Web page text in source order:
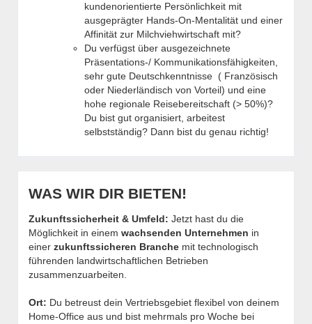
kundenorientierte Persönlichkeit mit
ausgeprägter Hands-On-Mentalität und einer
Affinität zur Milchviehwirtschaft mit?
Du verfügst über ausgezeichnete
Präsentations-/ Kommunikationsfähigkeiten,
sehr gute Deutschkenntnisse ( Französisch
oder Niederländisch von Vorteil) und eine
hohe regionale Reisebereitschaft (> 50%)?
Du bist gut organisiert, arbeitest
selbstständig? Dann bist du genau richtig!
WAS WIR DIR BIETEN!
Zukunftssicherheit & Umfeld: Jetzt hast du die
Möglichkeit in einem wachsenden Unternehmen in
einer zukunftssicheren Branche mit technologisch
führenden landwirtschaftlichen Betrieben
zusammenzuarbeiten.
Ort: Du betreust dein Vertriebsgebiet flexibel von deinem
Home-Office aus und bist mehrmals pro Woche bei